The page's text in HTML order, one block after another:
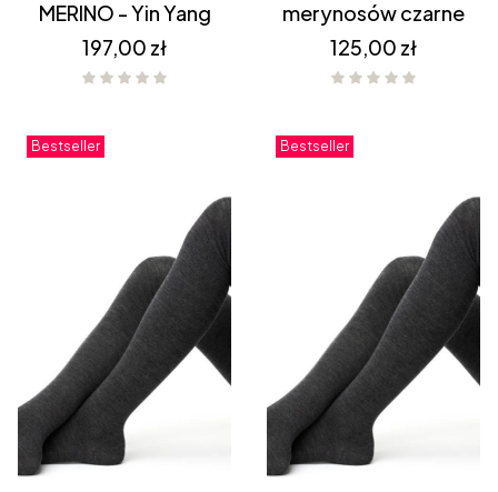
MERINO - Yin Yang
Cena
197,00 zł
merynosów czarne
Cena
125,00 zł
Bestseller Bestseller